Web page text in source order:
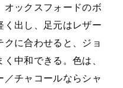
オックスフォードのボ
く出し、足元はレザー
に合わせると、ジョ
中和できる。色は、
／チャコールならシャ